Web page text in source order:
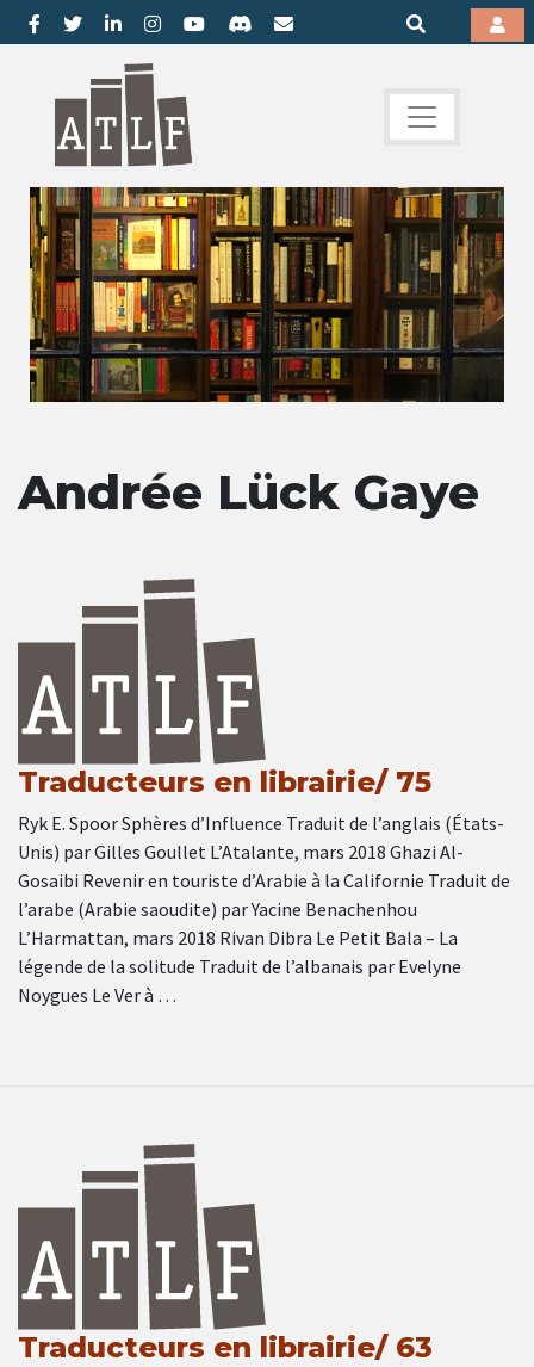
Andrée Lück Gaye
Traducteurs en librairie/ 75
Ryk E. Spoor Sphères d’Influence Traduit de l’anglais (États-
Unis) par Gilles Goullet L’Atalante, mars 2018 Ghazi Al-
Gosaibi Revenir en touriste d’Arabie à la Californie Traduit de
l’arabe (Arabie saoudite) par Yacine Benachenhou
L’Harmattan, mars 2018 Rivan Dibra Le Petit Bala – La
légende de la solitude Traduit de l’albanais par Evelyne
Noygues Le Ver à …
Traducteurs en librairie/ 63